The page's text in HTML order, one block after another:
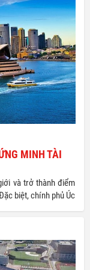
MINH TÀI
và trở thành điểm
biệt, chính phủ Úc
học thu hút sinh
SSVF (Simplified
hóa) miễn chứng
tiểu học, trung học,